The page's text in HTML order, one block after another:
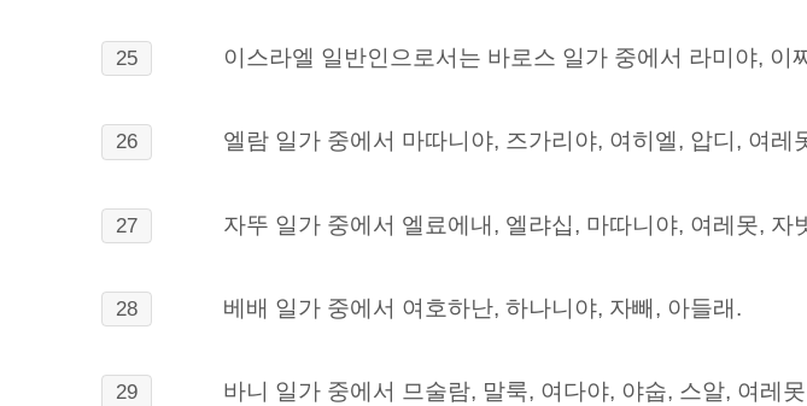
25 이스라엘 일반인으로서는 바로스 일가 중에서 라미야,
26 엘람 일가 중에서 마따니야, 즈가리야, 여히엘, 압디, 여레
27 자뚜 일가 중에서 엘료에내, 엘랴십, 마따니야, 여레못, 자
28 베배 일가 중에서 여호하난, 하나니야, 자빼, 아들래.
29 바니 일가 중에서 므술람, 말룩, 여다야, 야숩, 스알, 여레